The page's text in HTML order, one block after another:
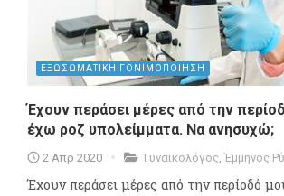
ΕΞΩΣΩΜΑΤΙΚΗ ΓΟΝΙΜΟΠΟΙΗΣΗ
Έχουν περάσει μέρες από την
έχω ροζ υπολείμματα. Να ανησυχώ;
2 Απρ 2020 Γυναικολόγος,Έμμηνος
Έχουν περάσει μέρες από την περίοδό